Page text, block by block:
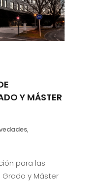
Y MÁSTER
,
para las
y Máster